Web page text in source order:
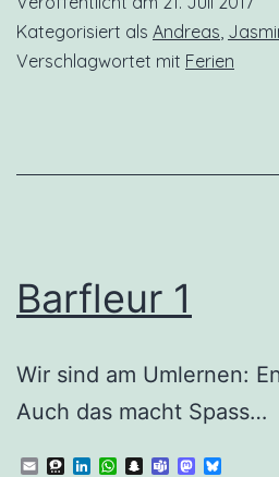
Kategorisiert als Andreas
Verschlagwortet mit Ferien
Barfleur 1
Wir sind am Umlernen:
Auch das macht Spass…
EmailThreema
LinkedIn
WhatsApp
Snapchat
TeamsMastodon